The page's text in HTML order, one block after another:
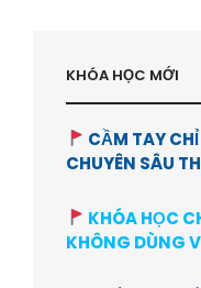
KHÓA HỌC MỚI
CẦM TAY
CHUYÊN SÂU
KHÓA HỌC
KHÔNG DÙNG